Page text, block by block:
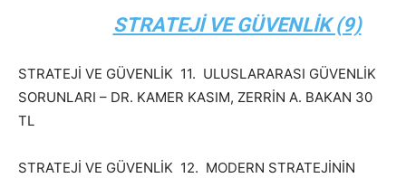
STRATEJİ VE GÜVENLİK (9)
STRATEJİ VE GÜVENLİK 11. ULUSLARARASI GÜVENLİK
SORUNLARI – DR. KAMER KASIM, ZERRİN A. BAKAN 30
TL
STRATEJİ VE GÜVENLİK 12. MODERN STRATEJİNİN